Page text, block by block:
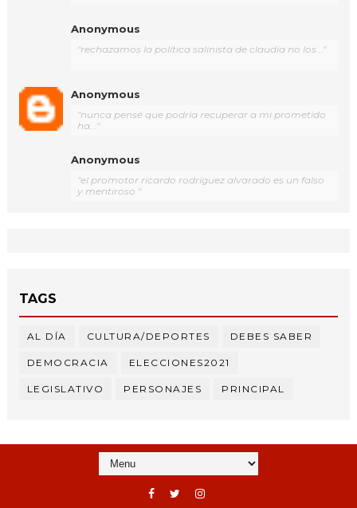
Anonymous
"rechazamos la política salinista de claudia no los..."
Anonymous
"nunca pensé que podría recuperar a mi prometido
ha..."
Anonymous
"el promotor ricardo rodríguez alvarado es un falso
y mentiroso "
TAGS
AL DÍA CULTURA/DEPORTES DEBES SABER
DEMOCRACIA ELECCIONES2021
LEGISLATIVO PERSONAJES PRINCIPAL